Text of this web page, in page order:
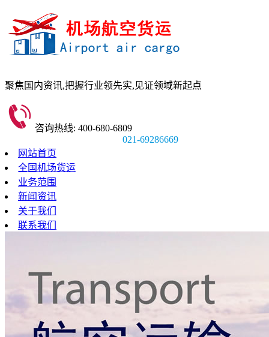
聚焦国内资讯,把握行业领先实,见证领域新起点
咨询热线: 400-680-6809
021-69286669
网站首页
全国机场货运
业务范围
新闻资讯
关于我们
联系我们